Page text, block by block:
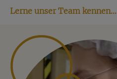
Lerne unser Team kennen…